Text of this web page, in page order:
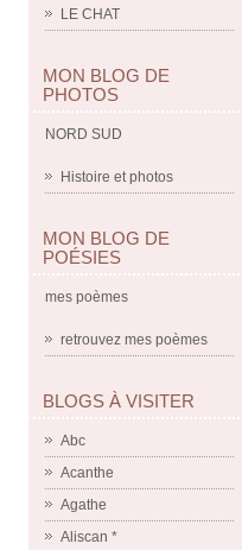
LE CHAT
MON BLOG DE
PHOTOS
NORD SUD
Histoire et photos
MON BLOG DE
POÉSIES
mes poèmes
retrouvez mes poèmes
BLOGS À VISITER
Abc
Acanthe
Agathe
Aliscan *